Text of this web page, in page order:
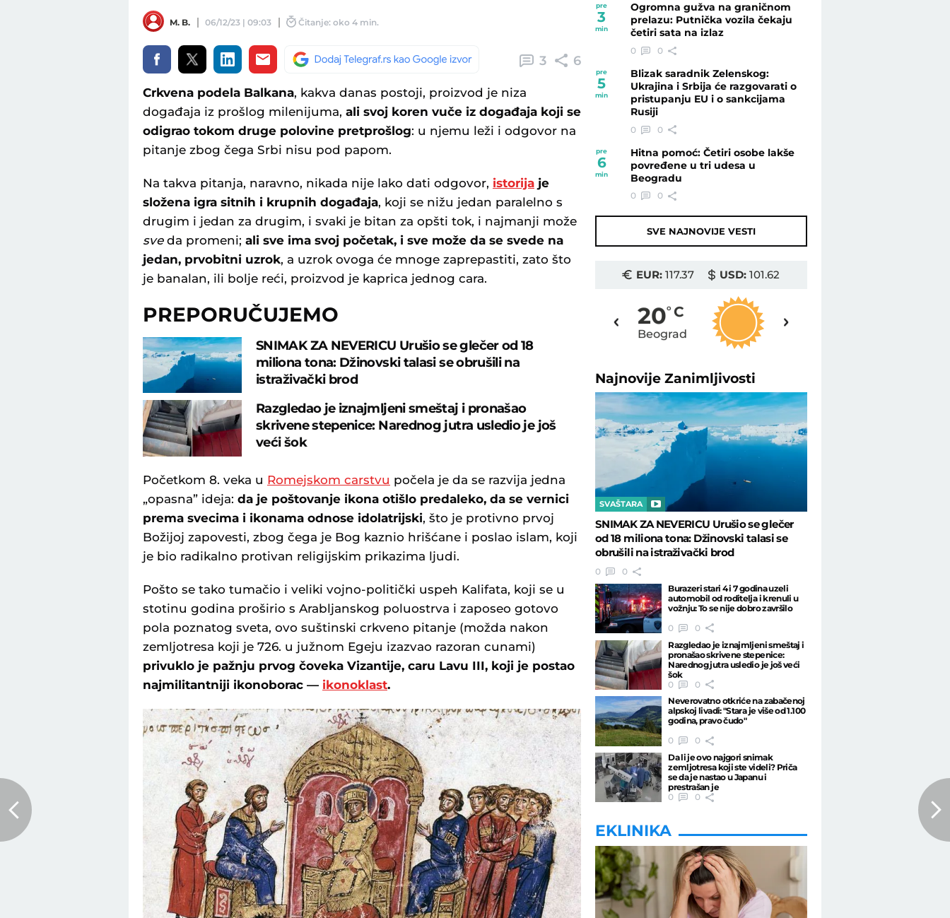
M. B. 06/12/23 | 09:03 Čitanje: oko 4 min.
3 6
Crkvena podela Balkana, kakva danas postoji, proizvod je niza
događaja iz prošlog milenijuma, ali svoj koren vuče iz događaja koji se
odigrao tokom druge polovine pretprošlog: u njemu leži i odgovor na
pitanje zbog čega Srbi nisu pod papom.
Na takva pitanja, naravno, nikada nije lako dati odgovor, istorija je
složena igra sitnih i krupnih događaja, koji se nižu jedan paralelno s
drugim i jedan za drugim, i svaki je bitan za opšti tok, i najmanji može
sveda promeni; ali sve ima svoj početak, i sve može da se svede na
jedan, prvobitni uzrok, a uzrok ovoga će mnoge zaprepastiti, zato što
je banalan, ili bolje reći, proizvod je kaprica jednog cara.
PREPORUČUJEMO
SNIMAK ZA NEVERICU Urušio se glečer od 18
miliona tona: Džinovski talasi se obrušili na
istraživački brod
Razgledao je iznajmljeni smeštaj i pronašao
skrivene stepenice: Narednog jutra usledio je još
veći šok
Početkom 8. veka u Romejskom carstvu počela je da se razvija jedna
„opasna” ideja: da je poštovanje ikona otišlo predaleko, da se vernici
prema svecima i ikonama odnose idolatrijski, što je protivno prvoj
Božijoj zapovesti, zbog čega je Bog kaznio hrišćane i poslao islam, koji
je bio radikalno protivan religijskim prikazima ljudi.
Pošto se tako tumačio i veliki vojno-politički uspeh Kalifata, koji se u
stotinu godina proširio s Arabljanskog poluostrva i zaposeo gotovo
pola poznatog sveta, ovo suštinski crkveno pitanje (možda nakon
zemljotresa koji je 726. u južnom Egeju izazvao razoran cunami)
privuklo je pažnju prvog čoveka Vizantije, caru Lavu III, koji je postao
najmilitantniji ikonoborac — ikonoklast.
pre
3
min
Ogromna gužva na graničnom
prelazu: Putnička vozila čekaju
četiri sata na izlaz
0 0
pre
5
min
Blizak saradnik Zelenskog:
Ukrajina i Srbija će razgovarati o
pristupanju EU i o sankcijama
Rusiji
0 0
pre
6
min
Hitna pomoć: Četiri osobe lakše
povređene u tri udesa u
Beogradu
0 0
SVE NAJNOVIJE VESTI
EUR:117.37 USD: 101.62
20o C
Beograd
NajnovijeZanimljivosti
SVAŠTARA
SNIMAK ZA NEVERICU Urušio se glečer
od 18 miliona tona: Džinovski talasi se
obrušili na istraživački brod
0
0
Burazeri stari 4 i 7 godina uzeli
automobil od roditelja i krenuli u
vožnju: To se nije dobro završilo
0
0
Razgledao je iznajmljeni smeštaj i
pronašao skrivene stepenice:
Narednog jutra usledio je još veći
šok
0
0
Neverovatno otkriće na zabačenoj
alpskoj livadi: "Stara je više od 1.100
godina, pravo čudo"
0
0
Da li je ovo najgori snimak
zemljotresa koji ste videli? Priča
se da je nastao u Japanu i
prestrašan je
0
0
EKLINIKA